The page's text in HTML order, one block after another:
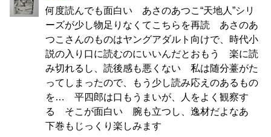
何度読んでも面白い あさのあつこ“天地人”シリ
ーズが少し物足りなくてこちらを再読 あさのあ
つこさんのものはヤングアダルト向けで、時代小
説の入り口に読むのにいいんだとおもう 楽に読
み切れるし、読後感も悪くない 私は随分薹がた
ってしまったので、もう少し読み応えのあるもの
を… 平四郎は口もうまいが、人をよく観察す
る そこが面白い 腕も立つし、逸材だよなあ
下巻もじっくり楽しみます